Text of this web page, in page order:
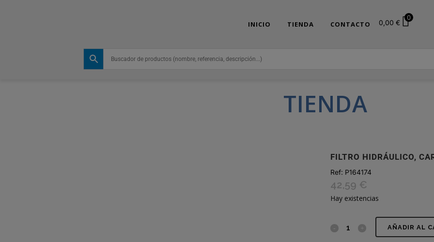
INICIO TIENDA CONTACTO 0,00 €
0
TIENDA
FILTRO HIDRÁULICO,
Ref: P164174
42,59 €
Hay existencias
FILTRO AÑADIR AL